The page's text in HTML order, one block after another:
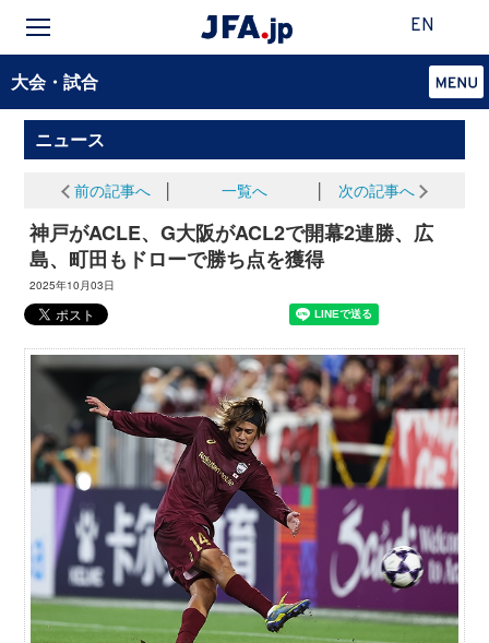
EN
大会・試合
ニュース
前の記事へ 一覧へ 次の記事へ
神戸がACLE、G大阪がACL2で開幕2連勝、広
島、町田もドローで勝ち点を獲得
2025年10月03日